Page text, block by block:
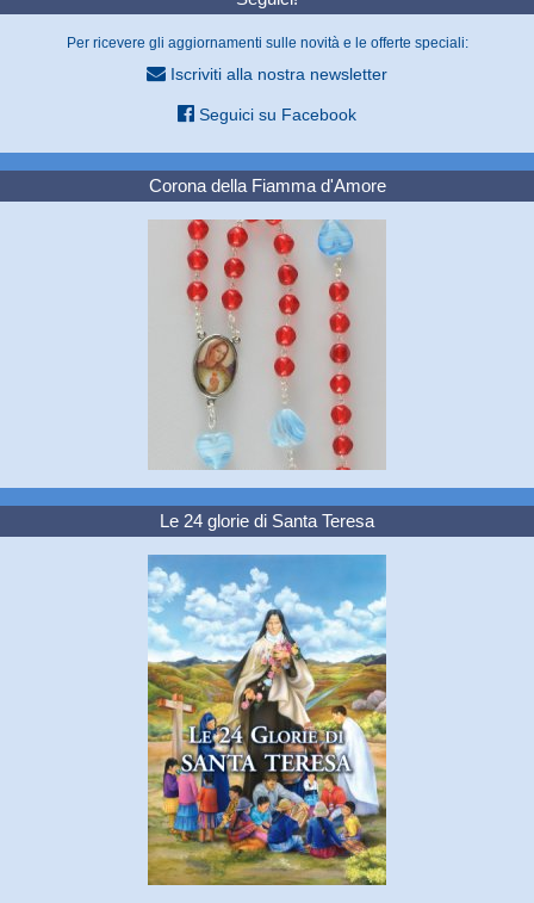
Per ricevere gli aggiornamenti sulle novità e le offerte speciali:
Iscriviti alla nostra newsletter
Seguici su Facebook
Corona della Fiamma d'Amore
Le 24 glorie di Santa Teresa